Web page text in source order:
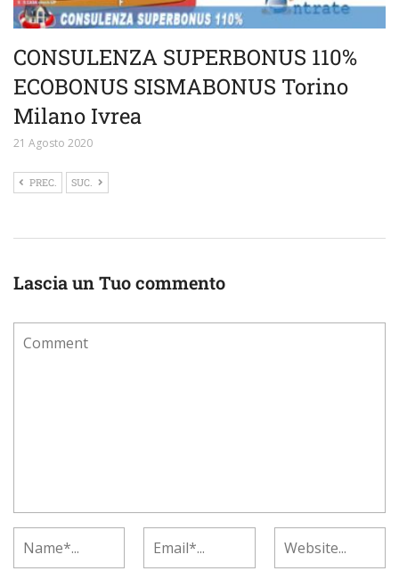
CONSULENZA SUPERBONUS 110%
ECOBONUS SISMABONUS Torino
Milano Ivrea
21 Agosto 2020
PREC. SUC.
Lascia un Tuo commento